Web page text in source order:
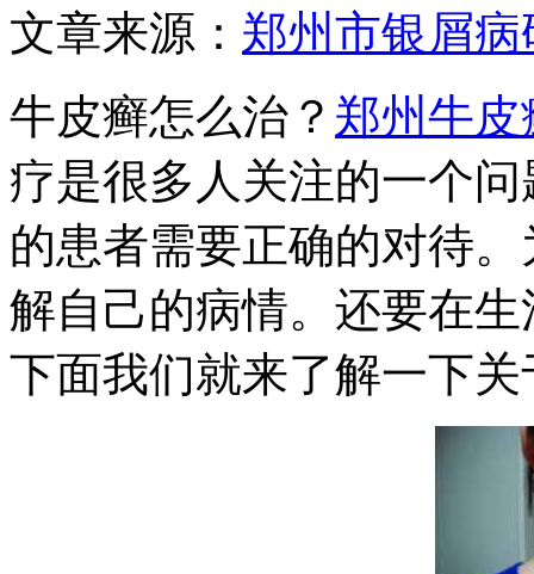
文章来源： 郑州市银屑病
牛皮癣怎么治？ 郑州牛皮
疗是很多人关注的一个
的患者需要正确的对待
解自己的病情。还要在
下面我们就来了解一下